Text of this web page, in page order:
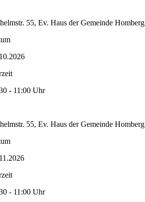
55, Ev. Haus der Gemeinde Homberg
- 11:00 Uhr
55, Ev. Haus der Gemeinde Homberg
- 11:00 Uhr